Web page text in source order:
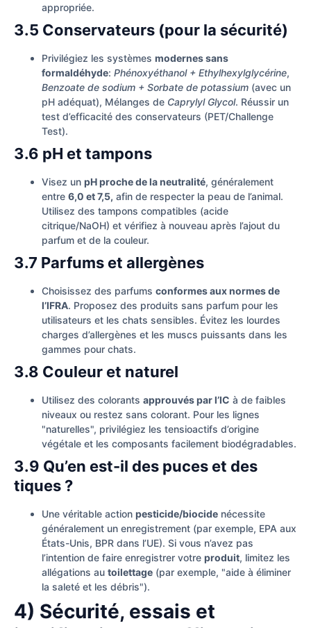
appropriée.
3.5 Conservateurs (pour la sécurité)
Privilégiez les systèmes modernes sans
formaldéhyde: Phénoxyéthanol + Ethylhexylglycérine,
Benzoate de sodium + Sorbate de potassium (avec un
pH adéquat), Mélanges de Caprylyl Glycol. Réussir un
test d’efficacité des conservateurs (PET/Challenge
Test).
3.6 pH et tampons
Visez un pH proche de la neutralité, généralement
entre 6,0 et 7,5, afin de respecter la peau de l’animal.
Utilisez des tampons compatibles (acide
citrique/NaOH) et vérifiez à nouveau après l’ajout du
parfum et de la couleur.
3.7 Parfums et allergènes
Choisissez des parfums conformes aux normes de
l’IFRA. Proposez des produits sans parfum pour les
utilisateurs et les chats sensibles. Évitez les lourdes
charges d’allergènes et les muscs puissants dans les
gammes pour chats.
3.8 Couleur et naturel
Utilisez des colorants approuvés par l’IC à de faibles
niveaux ou restez sans colorant. Pour les lignes
"naturelles", privilégiez les tensioactifs d’origine
végétale et les composants facilement biodégradables.
3.9 Qu’en est-il des puces et des
tiques ?
Une véritable action pesticide/biocide nécessite
généralement un enregistrement (par exemple, EPA aux
États-Unis, BPR dans l’UE). Si vous n’avez pas
l’intention de faire enregistrer votre produit, limitez les
allégations au toilettage (par exemple, "aide à éliminer
la saleté et les débris").
4) Sécurité, essais et